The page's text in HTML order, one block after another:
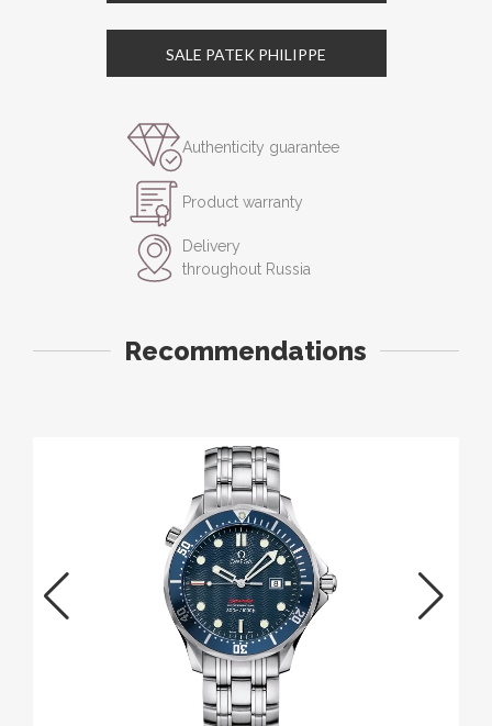
SALE PATEK PHILIPPE
Authenticity guarantee
Product warranty
Delivery
throughout Russia
Recommendations